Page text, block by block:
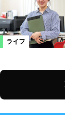
ライフ